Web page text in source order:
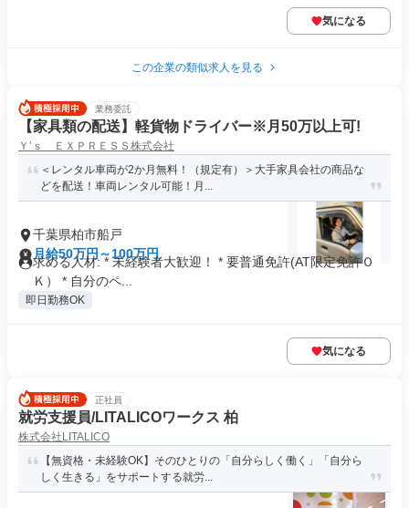
気になる
この企業の類似求人を見る
業務委託
【家具類の配送】軽貨物ドライバー※月50万以上可!
Ｙ’ｓ ＥＸＰＲＥＳＳ株式会社
＜レンタル車両が2か月無料！（規定有）＞大手家具会社の商品な
どを配送！車両レンタル可能！月...
千葉県柏市船戸
月給50万円～100万円
求める人材: * 未経験者大歓迎！ * 要普通免許(AT限定免許Ｏ
Ｋ） * 自分のペ...
即日勤務OK
気になる
正社員
就労支援員/LITALICOワークス 柏
株式会社LITALICO
【無資格・未経験OK】そのひとりの「自分らしく働く」「自分ら
しく生きる」をサポートする就労...